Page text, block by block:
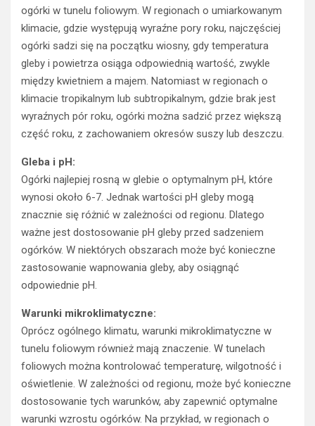
ogórki w tunelu foliowym. W regionach o umiarkowanym
klimacie, gdzie występują wyraźne pory roku, najczęściej
ogórki sadzi się na początku wiosny, gdy temperatura
gleby i powietrza osiąga odpowiednią wartość, zwykle
między kwietniem a majem. Natomiast w regionach o
klimacie tropikalnym lub subtropikalnym, gdzie brak jest
wyraźnych pór roku, ogórki można sadzić przez większą
część roku, z zachowaniem okresów suszy lub deszczu.
Gleba i pH:
Ogórki najlepiej rosną w glebie o optymalnym pH, które
wynosi około 6-7. Jednak wartości pH gleby mogą
znacznie się różnić w zależności od regionu. Dlatego
ważne jest dostosowanie pH gleby przed sadzeniem
ogórków. W niektórych obszarach może być konieczne
zastosowanie wapnowania gleby, aby osiągnąć
odpowiednie pH.
Warunki mikroklimatyczne:
Oprócz ogólnego klimatu, warunki mikroklimatyczne w
tunelu foliowym również mają znaczenie. W tunelach
foliowych można kontrolować temperaturę, wilgotność i
oświetlenie. W zależności od regionu, może być konieczne
dostosowanie tych warunków, aby zapewnić optymalne
warunki wzrostu ogórków. Na przykład, w regionach o